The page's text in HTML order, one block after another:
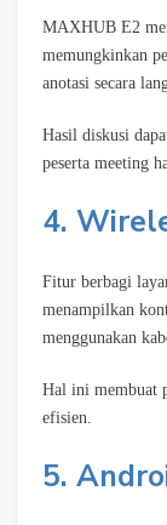
MAXHUB E2
memungkinkan
anotasi secara
Hasil diskusi
peserta meeting
4.
Fitur berbagi
menampilkan
menggunakan
Hal ini membuat
efisien.
5.